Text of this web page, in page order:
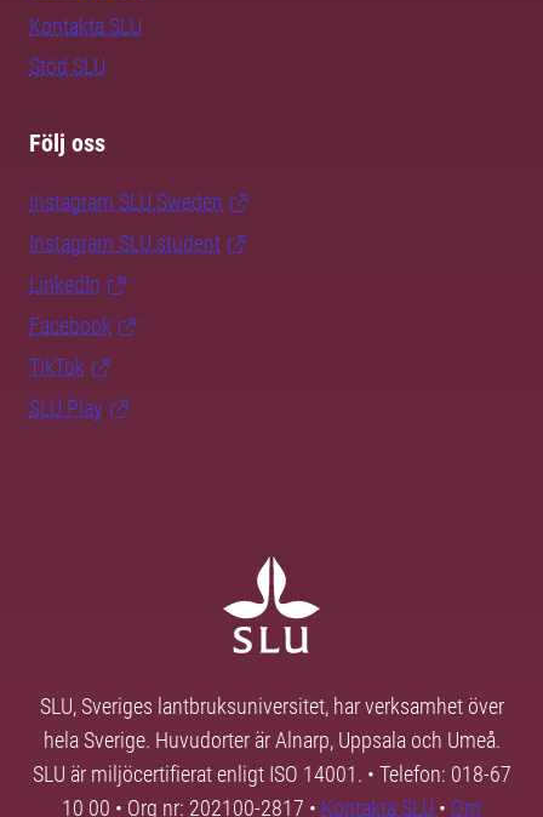
Kontakta SLU
Stöd SLU
Följ oss
Instagram SLU.Sweden
Instagram SLU.student
LinkedIn
Facebook
TikTok
SLU Play
SLU, Sveriges lantbruksuniversitet, har verksamhet över
hela Sverige. Huvudorter är Alnarp, Uppsala och Umeå.
SLU är miljöcertifierat enligt ISO 14001. • Telefon: 018-67
10 00 • Org nr: 202100-2817 • Kontakta SLU • Om